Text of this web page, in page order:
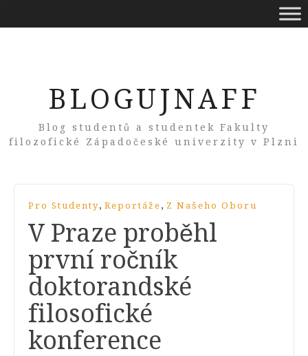
BLOGUJNAFF
Blog studentů a studentek Fakulty
filozofické Západočeské univerzity v Plzni
Pro Studenty, Reportáže , Z Našeho Oboru
V Praze proběhl
první ročník
doktorandské
filosofické
konference